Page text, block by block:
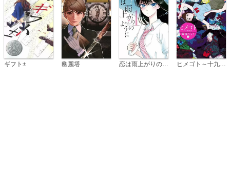
ギフト± 幽麗塔 ヒメゴト～十九歳の制服～